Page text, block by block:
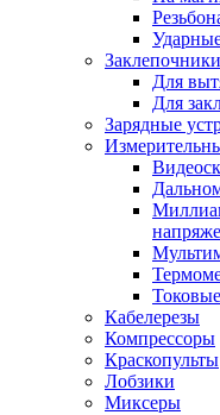
Заклепочники
Для
Для
Зарядные
Кабелерезы
Компрессоры
Краскопульты
Лобзики
Миксеры